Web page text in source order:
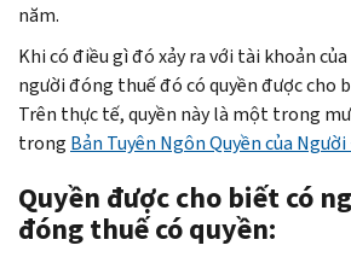
năm.
Khi có điều gì đó xảy ra với tài khoản
người đóng thuế đó có quyền được cho
Trên thực tế, quyền này là một trong
trong Bản Tuyên Ngôn Quyền của
Quyền được cho biết có
đóng thuế có quyền: